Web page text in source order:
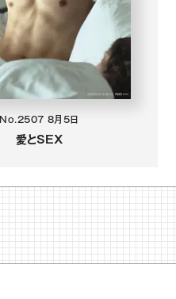
No.2507 8月5日
愛とSEX